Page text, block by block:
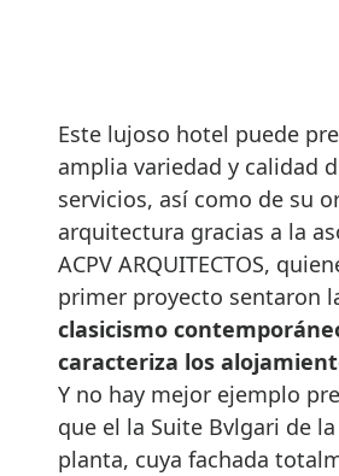
Este lujoso hotel puede
amplia variedad y calidad
servicios, así como de su
arquitectura gracias a la
ACPV ARQUITECTOS,
primer proyecto sentaron
clasicismo
caracteriza los
Y no hay mejor ejemplo
que el la Suite Bvlgari de
planta, cuya fachada